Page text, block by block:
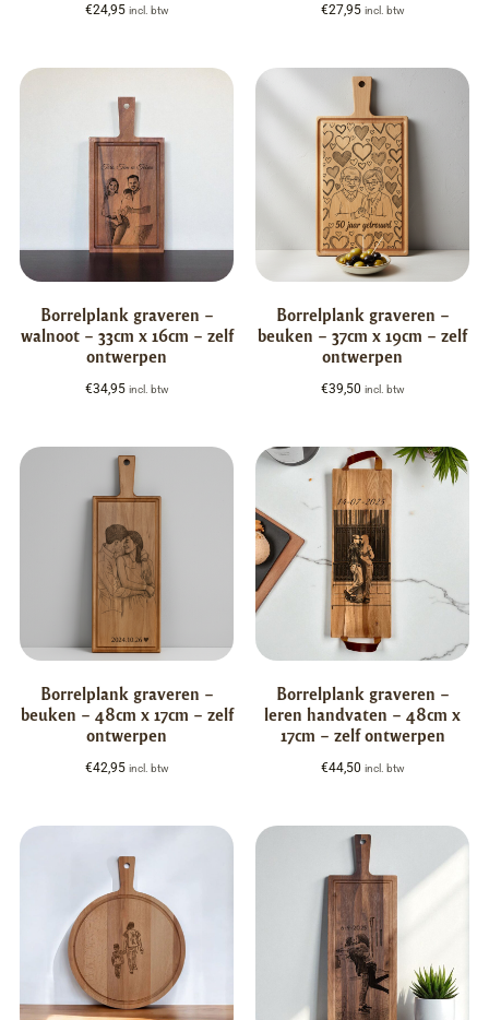
€24,95 incl. btw €27,95 incl. btw
Borrelplank graveren –
walnoot – 33cm x 16cm – zelf
ontwerpen
€34,95 incl. btw
Borrelplank graveren –
beuken – 37cm x 19cm – zelf
ontwerpen
€39,50 incl. btw
Borrelplank graveren –
beuken – 48cm x 17cm – zelf
ontwerpen
€42,95 incl. btw
Borrelplank graveren –
leren handvaten – 48cm x
17cm – zelf ontwerpen
€44,50 incl. btw